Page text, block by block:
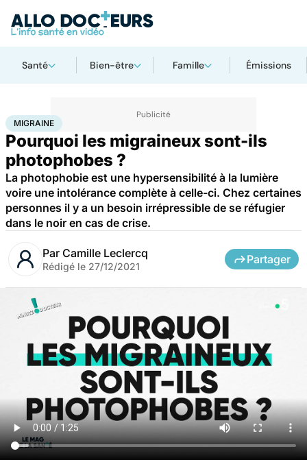
Santé Bien-être Famille Émissions
AccueilSanté
MIGRAINE
Pourquoi les migraineux sont-ils
photophobes ?
La photophobie est une hypersensibilité à la lumière
voire une intolérance complète à celle-ci. Chez certaines
personnes il y a un besoin irrépressible de se réfugier
dans le noir en cas de crise.
Par Camille Leclercq
Rédigé le 27/12/2021
Partager